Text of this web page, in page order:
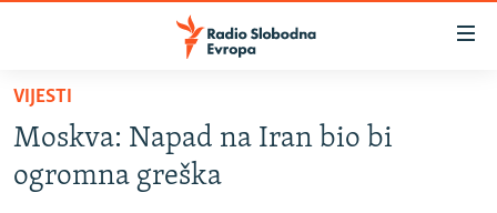
Pređite
glavni
sadržaj
Pređite
VIJESTI
BOSNA I HERCEGOVINA
SRBIJA
VIJESTI
Moskva: Napad na Iran bio bi
ogromna greška